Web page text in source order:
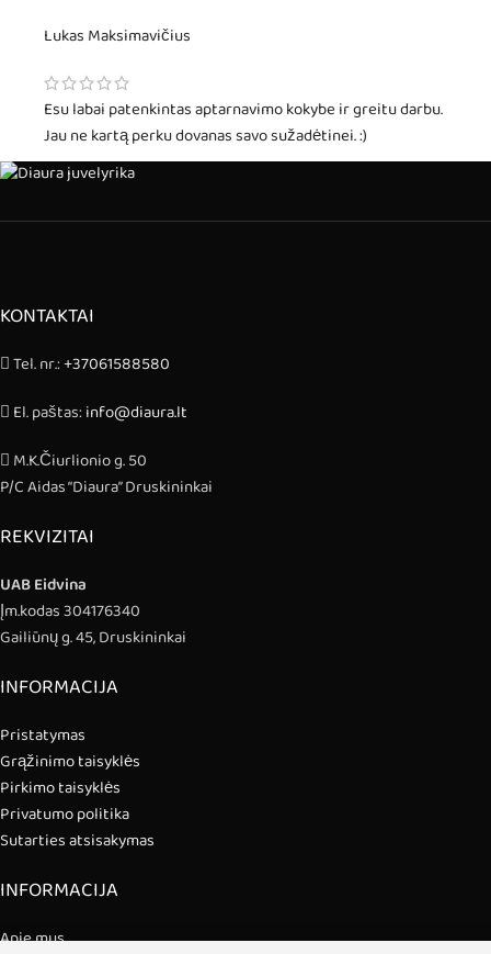
Lukas Maksimavičius
Esu labai patenkintas aptarnavimo kokybe ir greitu darbu.
Jau ne kartą perku dovanas savo sužadėtinei. :)
KONTAKTAI
Tel. nr.:+37061588580
El. paštas:info@diaura.lt
M.K.Čiurlionio g. 50
P/C Aidas “Diaura” Druskininkai
REKVIZITAI
UAB Eidvina
Įm.kodas 304176340
Gailiūnų g. 45, Druskininkai
INFORMACIJA
Pristatymas
Grąžinimo taisyklės
Pirkimo taisyklės
Privatumo politika
Sutarties atsisakymas
INFORMACIJA
Apie mus